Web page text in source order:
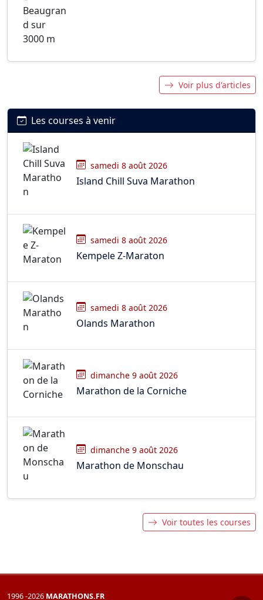
Voir plus d'articles
Les courses à venir
samedi 8 août 2026
Island Chill Suva Marathon
samedi 8 août 2026
Kempele Z-Maraton
samedi 8 août 2026
Olands Marathon
dimanche 9 août 2026
Marathon de la Corniche
dimanche 9 août 2026
Marathon de Monschau
Voir toutes les courses
1996 -2026 MARATHONS.FR